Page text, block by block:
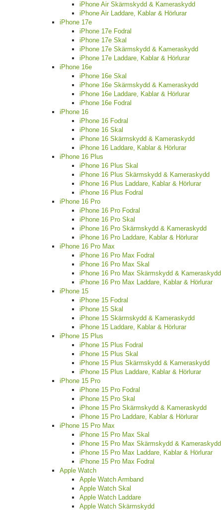
iPhone Air Skärmskydd & Kameraskydd
iPhone Air Laddare, Kablar & Hörlurar
iPhone 17e
iPhone 17e Fodral
iPhone 17e Skal
iPhone 17e Skärmskydd & Kameraskydd
iPhone 17e Laddare, Kablar & Hörlurar
iPhone 16e
iPhone 16e Skal
iPhone 16e Skärmskydd & Kameraskydd
iPhone 16e Laddare, Kablar & Hörlurar
iPhone 16e Fodral
iPhone 16
iPhone 16 Fodral
iPhone 16 Skal
iPhone 16 Skärmskydd & Kameraskydd
iPhone 16 Laddare, Kablar & Hörlurar
iPhone 16 Plus
iPhone 16 Plus Skal
iPhone 16 Plus Skärmskydd & Kameraskydd
iPhone 16 Plus Laddare, Kablar & Hörlurar
iPhone 16 Plus Fodral
iPhone 16 Pro
iPhone 16 Pro Fodral
iPhone 16 Pro Skal
iPhone 16 Pro Skärmskydd & Kameraskydd
iPhone 16 Pro Laddare, Kablar & Hörlurar
iPhone 16 Pro Max
iPhone 16 Pro Max Fodral
iPhone 16 Pro Max Skal
iPhone 16 Pro Max Skärmskydd & Kameraskydd
iPhone 16 Pro Max Laddare, Kablar & Hörlurar
iPhone 15
iPhone 15 Fodral
iPhone 15 Skal
iPhone 15 Skärmskydd & Kameraskydd
iPhone 15 Laddare, Kablar & Hörlurar
iPhone 15 Plus
iPhone 15 Plus Fodral
iPhone 15 Plus Skal
iPhone 15 Plus Skärmskydd & Kameraskydd
iPhone 15 Plus Laddare, Kablar & Hörlurar
iPhone 15 Pro
iPhone 15 Pro Fodral
iPhone 15 Pro Skal
iPhone 15 Pro Skärmskydd & Kameraskydd
iPhone 15 Pro Laddare, Kablar & Hörlurar
iPhone 15 Pro Max
iPhone 15 Pro Max Skal
iPhone 15 Pro Max Skärmskydd & Kameraskydd
iPhone 15 Pro Max Laddare, Kablar & Hörlurar
iPhone 15 Pro Max Fodral
Apple Watch
Apple Watch Armband
Apple Watch Skal
Apple Watch Laddare
Apple Watch Skärmskydd